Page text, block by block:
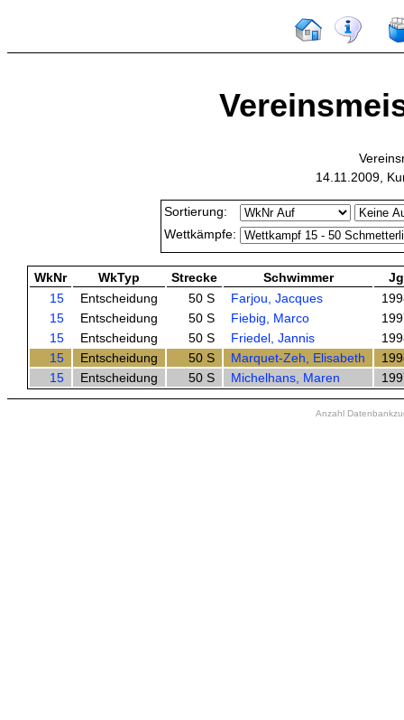
14.11.2009,
Sortierung:
Wettkämpfe:
WkNr WkTyp Strecke Schwimmer
Jg
15
Entscheidung 50 S Farjou, Jacques
15
Entscheidung 50 S Fiebig, Marco
15
Entscheidung 50 S Friedel, Jannis
15
Entscheidung 50 S Marquet-Zeh, Elisabeth
15
Entscheidung 50 S Michelhans, Maren
Anzahl